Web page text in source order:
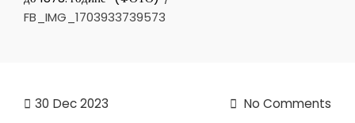
FB_IMG_1703933739573
30 Dec 2023 No Comments